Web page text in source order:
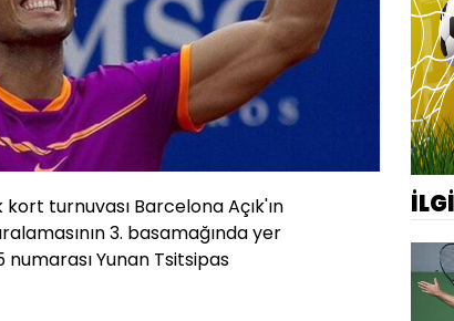
turnuvası Barcelona Açık'ın
3. basamağında yer
Yunan Tsitsipas